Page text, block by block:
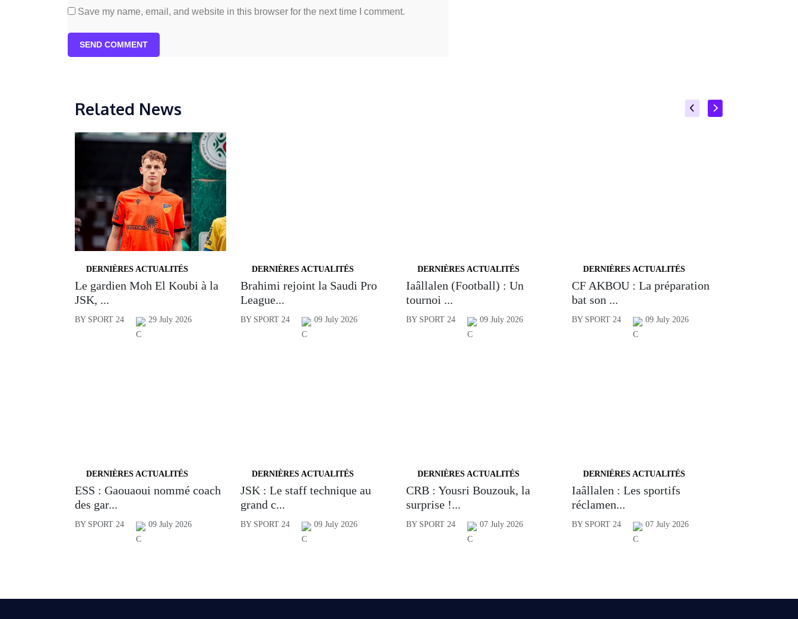
Save my name, email, and website in this browser for the next time I comment.
SEND COMMENT
Related News
DERNIÈRES ACTUALITÉS
Le gardien Moh El Koubi à la
JSK, ...
BY SPORT 24 29 July 2026
DERNIÈRES ACTUALITÉS
Brahimi rejoint la Saudi Pro
League...
BY SPORT 24 09 July 2026
DERNIÈRES ACTUALITÉS
Iaâllalen (Football) : Un
tournoi ...
BY SPORT 24 09 July 2026
DERNIÈRES ACTUALITÉS
CF AKBOU : La préparation
bat son ...
BY SPORT 24 09 July 2026
DERNIÈRES ACTUALITÉS
ESS : Gaouaoui nommé coach
des gar...
BY SPORT 24 09 July 2026
DERNIÈRES ACTUALITÉS
JSK : Le staff technique au
grand c...
BY SPORT 24 09 July 2026
DERNIÈRES ACTUALITÉS
CRB : Yousri Bouzouk, la
surprise !...
BY SPORT 24 07 July 2026
DERNIÈRES ACTUALITÉS
Iaâllalen : Les sportifs
réclamen...
BY SPORT 24 07 July 2026